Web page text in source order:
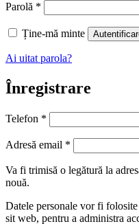
Parolă *
Ține-mă minte
Ai uitat parola?
Înregistrare
Telefon *
Adresă email *
Va fi trimisă o legătură la
nouă.
Datele personale vor fi
sit web, pentru a administra